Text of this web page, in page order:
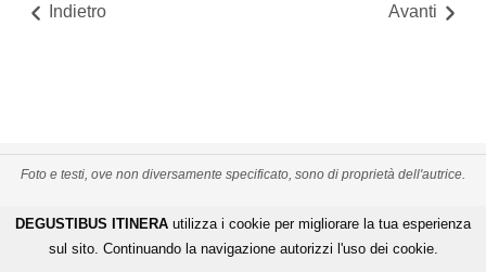
Indietro Avanti
Foto e testi, ove non diversamente specificato, sono di proprietà dell'autrice.
PRIVACY POLICY-CREDITS -MAPPA DEL SITO
De Gustibus Itinera - Copyright © All Rights Reserved
DEGUSTIBUS ITINERA utilizza i cookie per migliorare la tua esperienza
sul sito. Continuando la navigazione autorizzi l'uso dei cookie.